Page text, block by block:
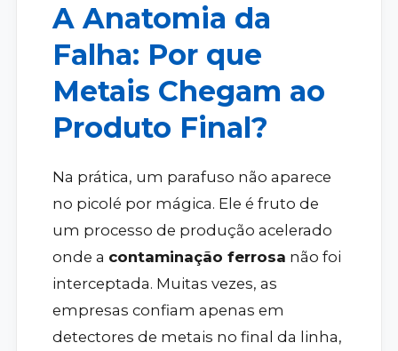
A Anatomia da
Falha: Por que
Metais Chegam ao
Produto Final?
Na prática, um parafuso não aparece
no picolé por mágica. Ele é fruto de
um processo de produção acelerado
onde a contaminação ferrosa não foi
interceptada. Muitas vezes, as
empresas confiam apenas em
detectores de metais no final da linha,